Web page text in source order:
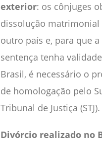
exterior: os cônjuges
dissolução matrimonial
outro país e, para que a
sentença tenha
Brasil, é necessário o
de homologação pelo
Tribunal de Justiça (STJ).
Divórcio realizado no